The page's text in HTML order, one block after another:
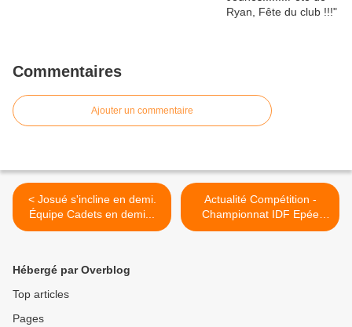
Commentaires
Ajouter un commentaire
< Josué s'incline en demi.
Équipe Cadets en demi...
Actualité Compétition -
Championnat IDF Epée
Dames et Hommes Cadets
Hébergé par Overblog
Top articles
Pages